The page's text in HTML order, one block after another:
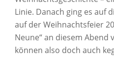
Linie. Danach ging es auf
auf der Weihnachtsfeier
Neune“ an diesem Abend
können also doch auch